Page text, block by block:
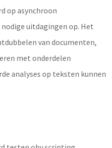
op asynchroon
uitdagingen op. Het
van documenten,
met onderdelen
analyses op teksten kunnen